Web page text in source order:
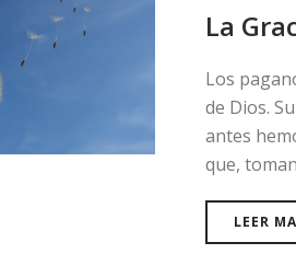
La
Los
de Dios.
antes
que,
LEER